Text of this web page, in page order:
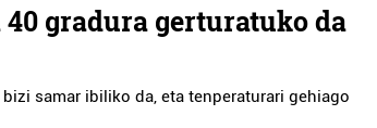
gradura gerturatuko da
samar ibiliko da, eta tenperaturari gehiago